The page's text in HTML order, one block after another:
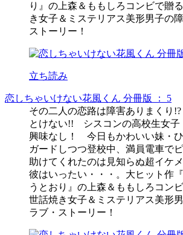
り』の上森＆ももしろコンビで贈
き女子＆ミステリアス美形男子の
ストーリー！
立ち読み
恋しちゃいけない花風くん 分冊版 ： 5
その二人の恋路は障害ありまくり
とけない!! シスコンの高校生女子
興味なし！ 今日もかわいい妹・
ガードしつつ登校中、満員電車で
助けてくれたのは見知らぬ超イケ
彼はいったい・・・。大ヒット作
うとおり』の上森＆ももしろコン
世話焼き女子＆ミステリアス美形
ラブ・ストーリー！